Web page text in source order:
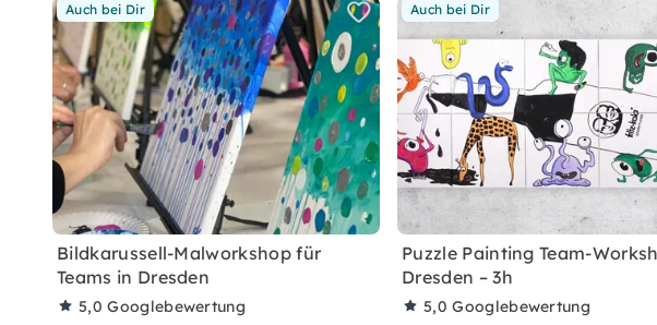
Auch bei Dir
Bildkarussell-Malworkshop für
Teams in Dresden
5,0Googlebewertung
Auch bei Dir
Puzzle Painting Team-
Dresden – 3h
5,0Googlebewertung